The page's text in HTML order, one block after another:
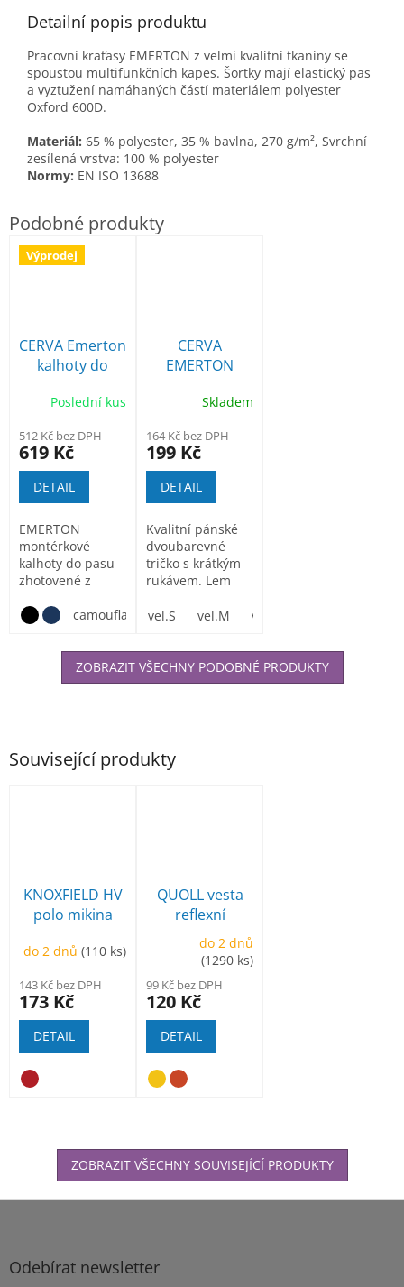
Související produkty
KNOXFIELD HV
polo mikina
do 2 dnů(110 ks)
143 Kč bez DPH
173 Kč
DETAIL
QUOLL vesta
reflexní
do 2 dnů
(1290 ks)
99 Kč bez DPH
120 Kč
DETAIL
ZOBRAZIT VŠECHNY SOUVISEJÍCÍ PRODUKTY
Detailní popis produktu
Pracovní kraťasy EMERTON z velmi kvalitní tkaniny se
spoustou multifunkčních kapes. Šortky mají elastický pas
a vyztužení namáhaných částí materiálem polyester
Oxford 600D.
Materiál: 65 % polyester, 35 % bavlna, 270 g/m², Svrchní
zesílená vrstva: 100 % polyester
Normy: EN ISO 13688
Výprodej
CERVA Emerton
kalhoty do
Poslední kus
512 Kč bez DPH
619 Kč
DETAIL
EMERTON
montérkové
kalhoty do pasu
zhotovené z
tkaniny,
camouflage gray
CERVA
EMERTON
Skladem
164 Kč bez DPH
199 Kč
DETAIL
Kvalitní pánské
dvoubarevné
tričko s krátkým
rukávem. Lem
žebrovaného...
vel.S vel.M vel.L
ZOBRAZIT VŠECHNY PODOBNÉ PRODUKTY
Z
Odebírat newsletter